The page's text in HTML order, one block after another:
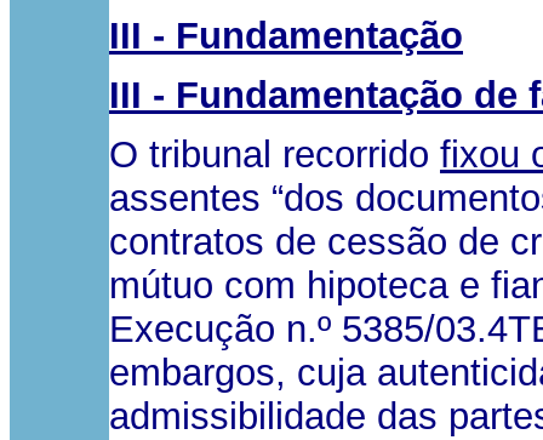
III - Fundamentação
III - Fundamentação de
O tribunal recorrido fixou
assentes “dos
contratos de cessão de
mútuo com hipoteca e
Execução n.º 5385/
embargos, cuja
admissibilidade das